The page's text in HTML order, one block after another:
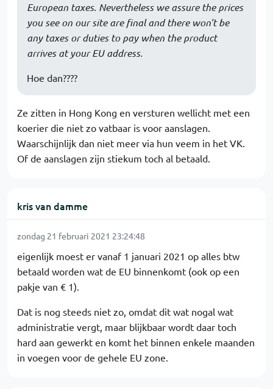
European taxes. Nevertheless we assure the prices
you see on our site are final and there won't be
any taxes or duties to pay when the product
arrives at your EU address.
Hoe dan????
Ze zitten in Hong Kong en versturen wellicht met een
koerier die niet zo vatbaar is voor aanslagen.
Waarschijnlijk dan niet meer via hun veem in het VK.
Of de aanslagen zijn stiekum toch al betaald.
kris van damme
zondag 21 februari 2021 23:24:48
eigenlijk moest er vanaf 1 januari 2021 op alles btw
betaald worden wat de EU binnenkomt (ook op een
pakje van € 1).
Dat is nog steeds niet zo, omdat dit wat nogal wat
administratie vergt, maar blijkbaar wordt daar toch
hard aan gewerkt en komt het binnen enkele maanden
in voegen voor de gehele EU zone.